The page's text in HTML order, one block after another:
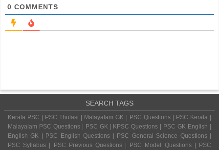
0 COMMENTS
SEARCH TAGS
Kerala PSC | PSC Thulasi | Malayalam GK | PSC Questions | PSC Kerala |
Malayalam PSC Questions | PSC GK | KPSC Questions | PSC GK English |
English GK | PSC English Questions | PSC General Science Questions |
PSC Syllabus | PSC Previous Questions | PSC Model Questions | PSC